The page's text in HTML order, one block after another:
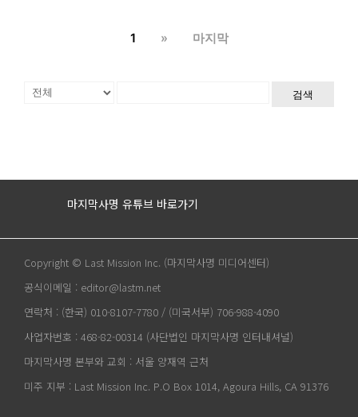
1 » 마지막
검색
마지막사명 유튜브 바로가기
Copyright © Last Mission Inc. (마지막사명 미디어센터)
공식이메일 : editor@lastm.net
연락처 : (한국) 010-8107-7780 / (미국서부) 706-988-4090
사업자번호 : 468-82-00314 (사단법인 마지막사명 인터내셔널)
마지막사명 본부와 교회 : 서울 양재역 근처
미주 지부 : Last Mission Inc. P.O Box 1014, Agoura Hills, CA 91376